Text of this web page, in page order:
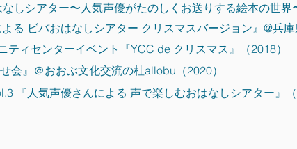
なしシアター〜人気声優がたのしくお送りする絵本の世
よる ビバおはなしシアター クリスマスバージョン』@兵
ティセンターイベント『YCC de クリスマス』（2018）
会』＠おおぶ文化交流の杜allobu（2020）
『人気声優さんによる 声で楽しむおはなしシアター』